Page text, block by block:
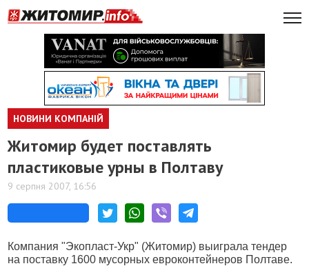
НОВИНИ КОМПАНІЙ
Житомир будет поставлять
пластиковые урны в Полтаву
9 серпня 2007, 16:56
Компания "Экопласт-Укр" (Житомир) выиграла тендер
на поставку 1600 мусорных евроконтейнеров Полтаве.